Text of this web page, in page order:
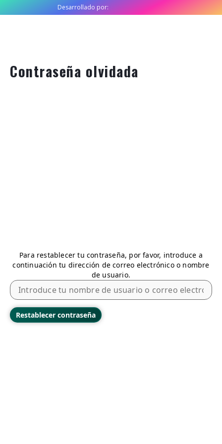
Desarrollado por:
Contraseña olvidada
Para restablecer tu contraseña, por favor, introduce a
continuación tu dirección de correo electrónico o nombre
de usuario.